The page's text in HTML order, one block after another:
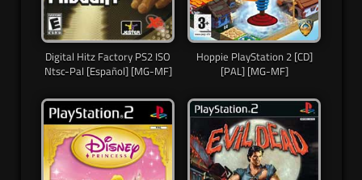
Digital Hitz Factory PS2 ISO
Ntsc-Pal [Español] [MG-MF]
Hoppie PlayStation 2 [CD]
[PAL] [MG-MF]